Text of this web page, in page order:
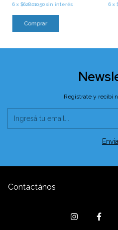
6 x $628.010,50 sin interés
6 x
Registrate y recibí
Contactános